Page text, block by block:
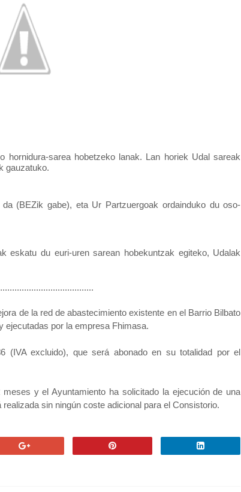
hornidura-sarea hobetzeko lanak. Lan horiek Udal sareak
gauzatuko.
(BEZik gabe), eta Ur Partzuergoak ordainduko du oso-
eskatu du euri-uren sarean hobekuntzak egiteko, Udalak
de la red de abastecimiento existente en el Barrio Bilbato
ejecutadas por la empresa Fhimasa.
(IVA excluido), que será abonado en su totalidad por el
y el Ayuntamiento ha solicitado la ejecución de una
sin ningún coste adicional para el Consistorio.